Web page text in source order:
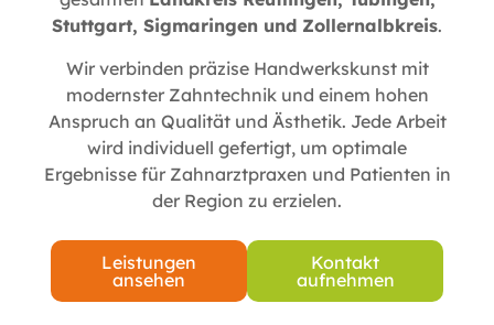
Stuttgart, Sigmaringen und Zollernalbkreis.
Wir verbinden präzise Handwerkskunst mit
modernster Zahntechnik und einem hohen
Anspruch an Qualität und Ästhetik. Jede Arbeit
wird individuell gefertigt, um optimale
Ergebnisse für Zahnarztpraxen und Patienten in
der Region zu erzielen.
Leistungen
ansehen
Kontakt
aufnehmen